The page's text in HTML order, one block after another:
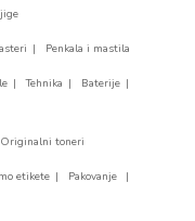
Penkala i mastila
Tehnika
Baterije
Originalni toneri
etikete
Pakovanje